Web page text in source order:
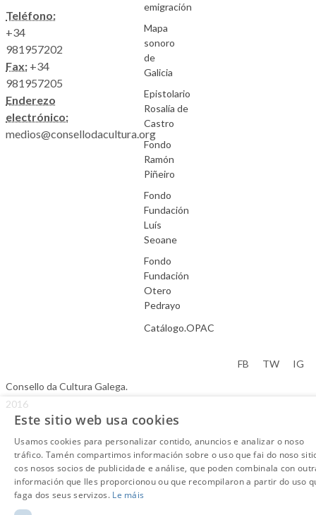
Teléfono:
+34
981957202
Fax: +34
981957205
Enderezo
electrónico:
medios@consellodacultura.org
emigración
Mapa
sonoro
de
Galicia
Epistolario
Rosalía de
Castro
Fondo
Ramón
Piñeiro
Fondo
Fundación
Luís
Seoane
Fondo
Fundación
Otero
Pedrayo
Catálogo.OPAC
Consello da Cultura Galega.
2016
FB TW IG
Este sitio web usa cookies
Usamos cookies para personalizar contido, anuncios e analizar o noso
tráfico. Tamén compartimos información sobre o uso que fai do noso
cos nosos socios de publicidade e análise, que poden combinala con
información que lles proporcionou ou que recompilaron a partir do uso
faga dos seus servizos. Le máis